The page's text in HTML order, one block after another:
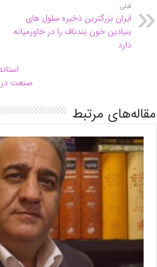
قبلی
ایران بزرگترین ذخیره سلول های
بنیادین خون بندناف را در خاورمیانه
دارد
صنعت در
مقاله‌های مرتبط